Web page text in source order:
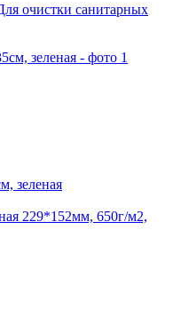
очистки санитарных
зеленая